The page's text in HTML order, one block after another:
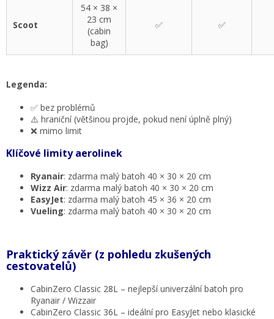
Scoot
54 × 38 ×
23 cm
(cabin
bag)
✅ ✅
Legenda:
✅ bez problémů
⚠️ hraniční (většinou projde, pokud není úplně plný)
❌ mimo limit
Klíčové limity aerolinek
Ryanair: zdarma malý batoh 40 × 30 × 20 cm
Wizz Air: zdarma malý batoh 40 × 30 × 20 cm
EasyJet: zdarma malý batoh 45 × 36 × 20 cm
Vueling: zdarma malý batoh 40 × 30 × 20 cm
Praktický závěr (z pohledu zkušených
cestovatelů)
CabinZero Classic 28L – nejlepší univerzální batoh pro
Ryanair / Wizzair
CabinZero Classic 36L – ideální pro EasyJet nebo klasické